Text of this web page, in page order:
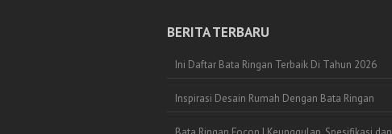
BERITA TERBARU
Ini Daftar Bata Ringan Terbaik Di Tahun 2026
Inspirasi Desain Rumah Dengan Bata Ringan